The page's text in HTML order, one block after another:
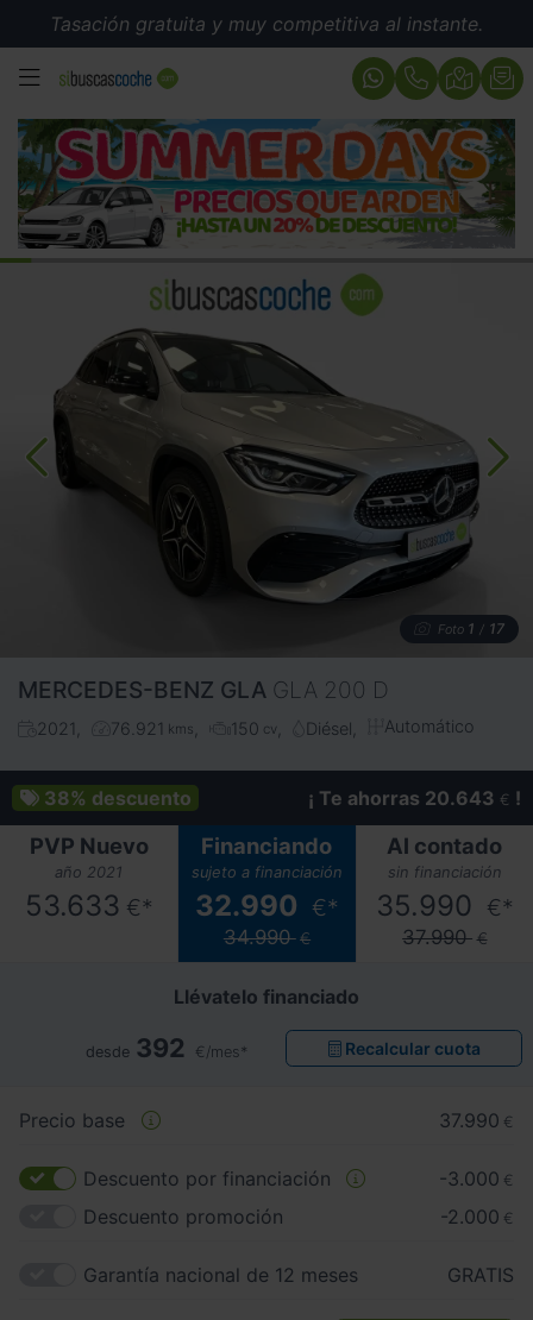
Tasación gratuita y muy competitiva al instante.
MENÚ
Foto 1 / 17
MERCEDES-BENZ GLA GLA 200 D
2021 76.921 kms 150 cv Diésel Automático
38% descuento ¡ Te ahorras 20.643 € !
PVP Nuevo
año 2021
53.633 €*
Financiando
sujeto a financiación
32.990 €*
34.990 €
Al contado
sin financiación
35.990 €*
37.990 €
Llévatelo financiado
desde 392 €/mes* Recalcular cuota
Precio base 37.990 €
Descuento por financiación -3.000 €
Descuento promoción -2.000 €
Garantía nacional de 12 meses GRATIS